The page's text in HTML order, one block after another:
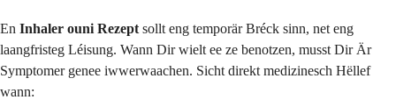
En Inhaler ouni Rezept sollt eng temporär Bréck sinn, net eng
laangfristeg Léisung. Wann Dir wielt ee ze benotzen, musst Dir Är
Symptomer genee iwwerwaachen. Sicht direkt medizinesch Hëllef
wann: